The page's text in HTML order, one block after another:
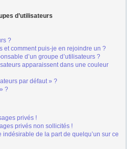
d’utilisateurs
?
et comment puis-je en rejoindre un ?
d’un groupe d’utilisateurs ?
apparaissent dans une couleur
par défaut » ?
?
privés !
privés non sollicités !
indésirable de la part de quelqu’un sur ce